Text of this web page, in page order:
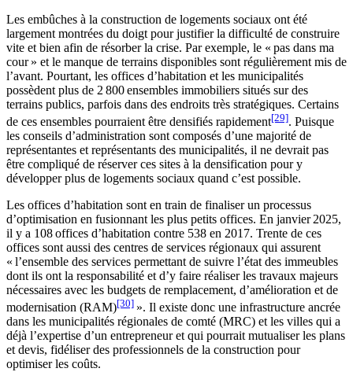
Les embûches à la construction de logements sociaux ont été
largement montrées du doigt pour justifier la difficulté de construire
vite et bien afin de résorber la crise. Par exemple, le « pas dans ma
cour » et le manque de terrains disponibles sont régulièrement mis de
l’avant. Pourtant, les offices d’habitation et les municipalités
possèdent plus de 2 800 ensembles immobiliers situés sur des
terrains publics, parfois dans des endroits très stratégiques. Certains
de ces ensembles pourraient être densifiés rapidement[29]. Puisque
les conseils d’administration sont composés d’une majorité de
représentantes et représentants des municipalités, il ne devrait pas
être compliqué de réserver ces sites à la densification pour y
développer plus de logements sociaux quand c’est possible.
Les offices d’habitation sont en train de finaliser un processus
d’optimisation en fusionnant les plus petits offices. En janvier 2025,
il y a 108 offices d’habitation contre 538 en 2017. Trente de ces
offices sont aussi des centres de services régionaux qui assurent
« l’ensemble des services permettant de suivre l’état des immeubles
dont ils ont la responsabilité et d’y faire réaliser les travaux majeurs
nécessaires avec les budgets de remplacement, d’amélioration et de
modernisation (RAM)[30] ». Il existe donc une infrastructure ancrée
dans les municipalités régionales de comté (MRC) et les villes qui a
déjà l’expertise d’un entrepreneur et qui pourrait mutualiser les plans
et devis, fidéliser des professionnels de la construction pour
optimiser les coûts.